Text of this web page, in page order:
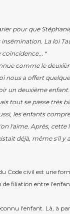
pour que
La loi
"
comme le
nous a offert
un deuxième enfant.
tout se passe très
les enfants
l'aime. Après, cette
déjà, même s'il y
Code civil est une
filiation entre
l'enfant. Là, à